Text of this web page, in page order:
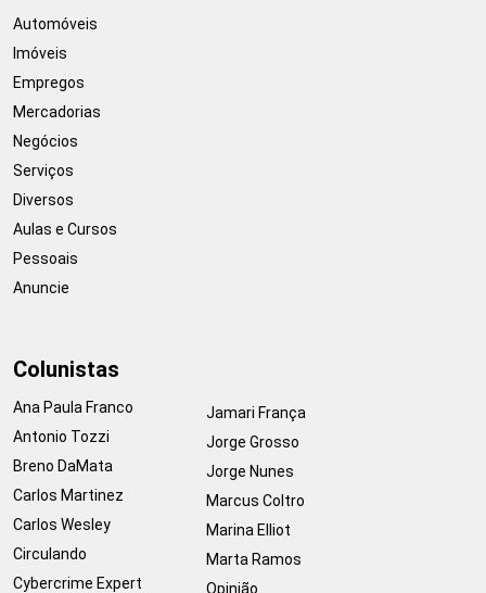
Automóveis
Imóveis
Empregos
Mercadorias
Negócios
Serviços
Diversos
Aulas e Cursos
Pessoais
Anuncie
Colunistas
Ana Paula Franco
Antonio Tozzi
Breno DaMata
Carlos Martinez
Carlos Wesley
Circulando
Cybercrime Expert
Jamari França
Jorge Grosso
Jorge Nunes
Marcus Coltro
Marina Elliot
Marta Ramos
Opinião